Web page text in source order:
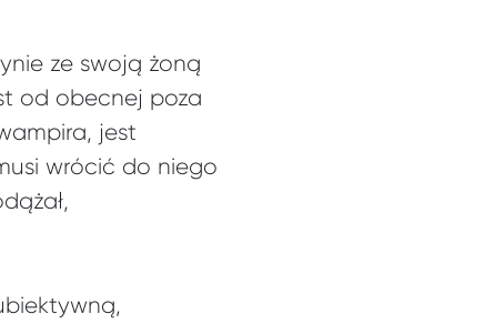
ze swoją żoną
od obecnej poza
jest
wrócić do niego